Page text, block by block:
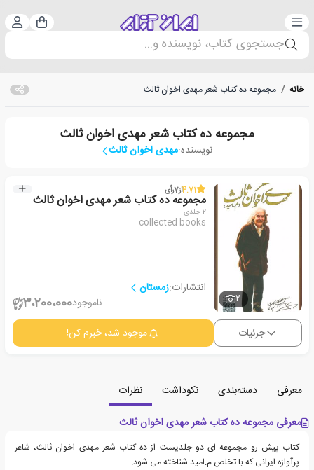
دسته‌بندی سبد
جستجوی کتاب، نویسنده و...
خانه / مجموعه ده کتاب شعر مهدی اخوان ثالث
مجموعه ده کتاب شعر مهدی اخوان ثالث
نویسنده:مهدی اخوان ثالث
2
4.71از7رأی
مجموعه ده کتاب شعر مهدی اخوان ثالث
2 جلدی
collected books
انتشارات:زمستان
ناموجود3،200،000
جزئیات موجود شد، خبرم کن!
معرفی دسته‌بندی نکوداشت
نظرات
معرفی مجموعه ده کتاب شعر مهدی اخوان ثالث
کتاب پیش رو مجموعه ای دو جلدیست از ده کتاب شعر مهدی اخوان ثالث، شاعر
پرآوازه ایرانی که با تخلص م.امید شناخته می شود.